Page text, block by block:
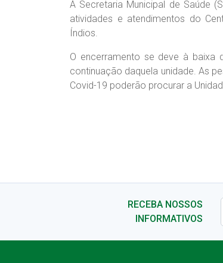
A Secretaria Municipal de Saúde
atividades e atendimentos do
Índios.
O encerramento se deve à baixa
continuação daquela unidade. As
Covid-19 poderão procurar a
RECEBA NOSSOS
INFORMATIVOS